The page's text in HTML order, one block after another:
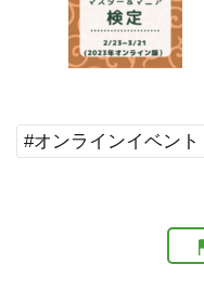
#オンラインイベント